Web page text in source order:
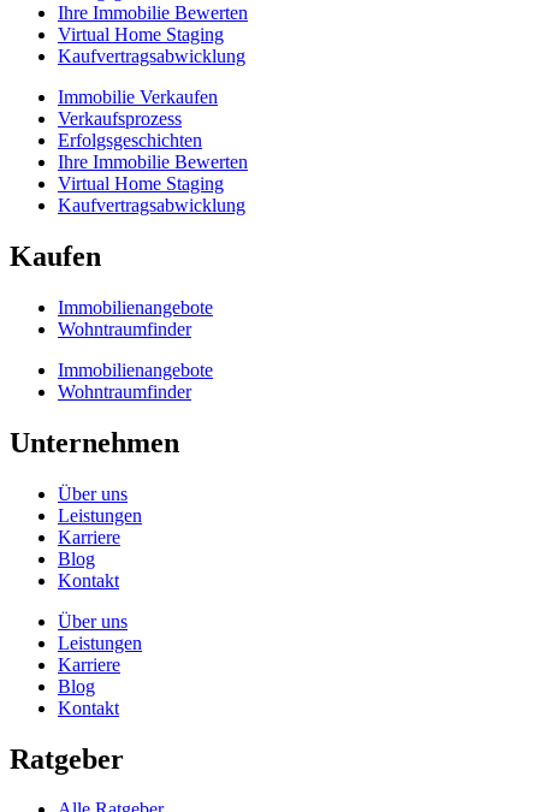
Ihre Immobilie Bewerten
Virtual Home Staging
Kaufvertragsabwicklung
Immobilie Verkaufen
Verkaufsprozess
Erfolgsgeschichten
Ihre Immobilie Bewerten
Virtual Home Staging
Kaufvertragsabwicklung
Kaufen
Immobilienangebote
Wohntraumfinder
Immobilienangebote
Wohntraumfinder
Unternehmen
Über uns
Leistungen
Karriere
Blog
Kontakt
Über uns
Leistungen
Karriere
Blog
Kontakt
Ratgeber